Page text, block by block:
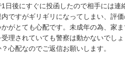
日後にすぐに投函したので相手には連
ですがギリギリになってしまい、評
がとても心配です。未成年の為、家
理されていても警察は動かないでし
心配なのでご返信お願いします。